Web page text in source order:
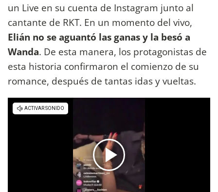
un Live en su cuenta de Instagram junto al
cantante de RKT. En un momento del vivo,
Elián no se aguantó las ganas y la besó a
Wanda. De esta manera, los protagonistas de
esta historia confirmaron el comienzo de su
romance, después de tantas idas y vueltas.